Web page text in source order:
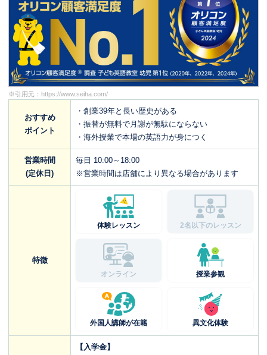
※引用元： https://www.seiha.com/
おすすめ
ポイント
・創業39年と長い歴史がある
・振替が無料で月謝が無駄にならない
・海外授業で本場の英語力が身につく
営業時間
(定休日)
毎日 10:00～18:00
※営業時間は店舗により異なる場合があります
特徴
体験レッスン 2名以下のレッスン
オンライン 授業参観
外国人講師が在籍 異文化体験
【入学金】